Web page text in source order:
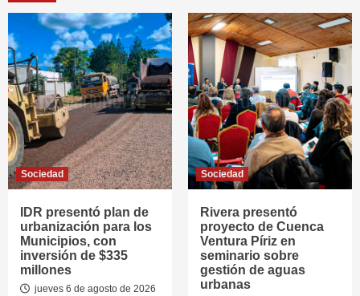
Sociedad
IDR presentó plan de
urbanización para los
Municipios, con
inversión de $335
millones
jueves 6 de agosto de 2026
Sociedad
Rivera presentó
proyecto de Cuenca
Ventura Píriz en
seminario sobre
gestión de aguas
urbanas